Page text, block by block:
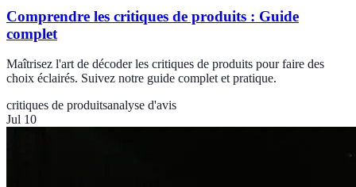
Comprendre les critiques de produits : Guide
complet
Maîtrisez l'art de décoder les critiques de produits pour faire des
choix éclairés. Suivez notre guide complet et pratique.
critiques de produitsanalyse d'avis
Jul 10